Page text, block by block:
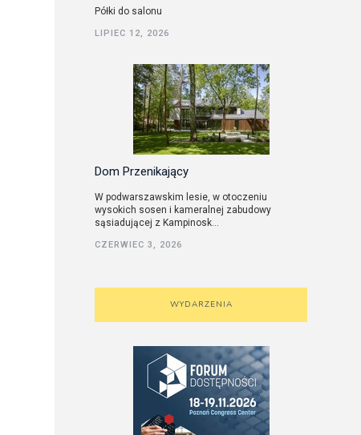
Półki do salonu
LIPIEC 12, 2026
Dom Przenikający
W podwarszawskim lesie, w otoczeniu
wysokich sosen i kameralnej zabudowy
sąsiadującej z Kampinosk...
CZERWIEC 3, 2026
WYDARZENIA